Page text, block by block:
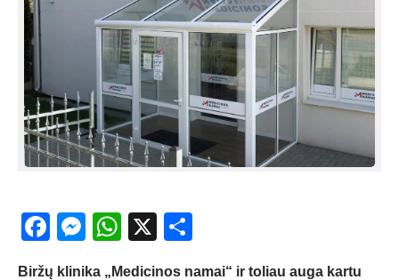
Facebook
Messenger
WhatsApp
X
Biržų klinika „Medicinos namai“ ir toliau auga kartu